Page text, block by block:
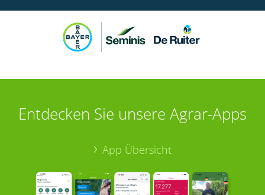
Entdecken Sie unsere Agrar-Apps
App Übersicht